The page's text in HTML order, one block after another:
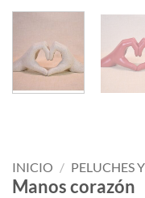
INICIO / PELUCHES
Manos corazón